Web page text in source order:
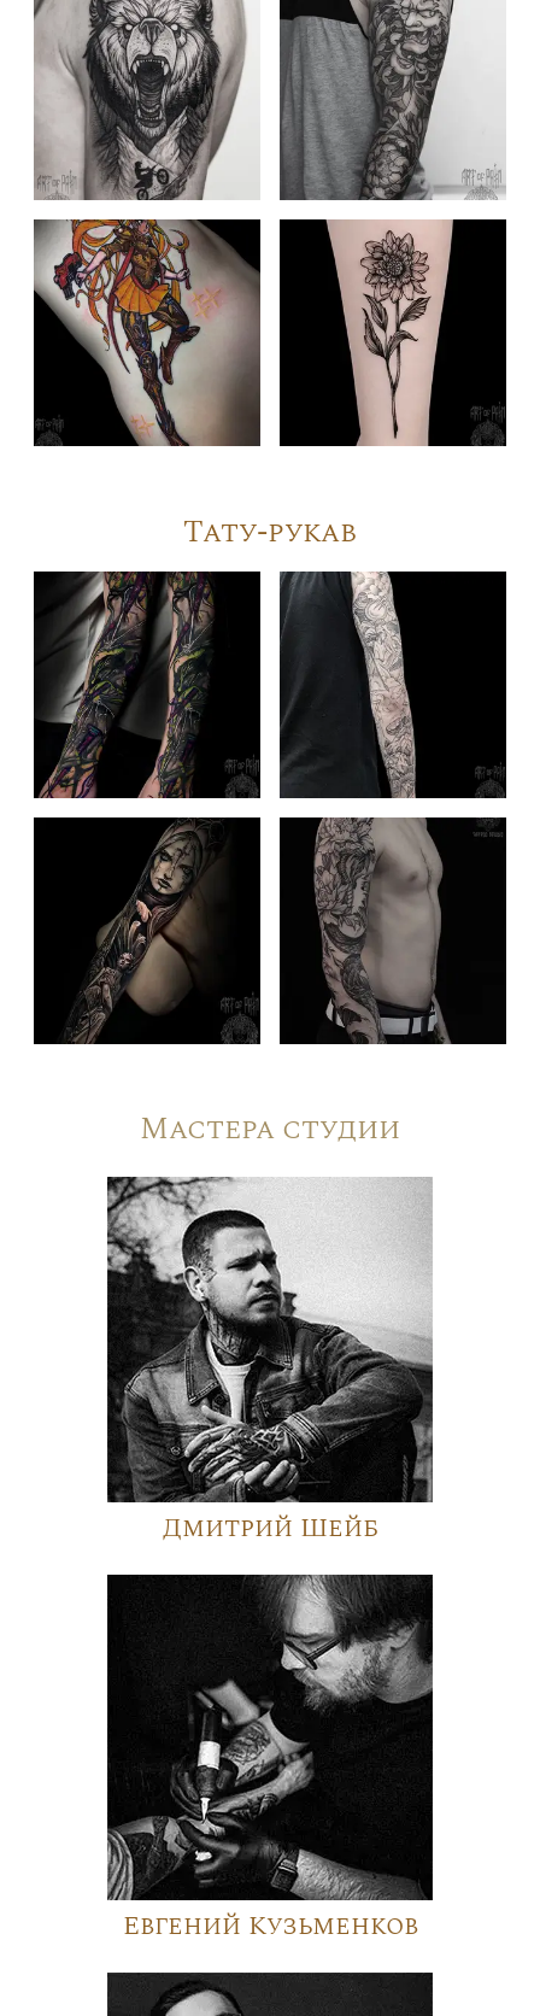
Тату-рукав
Мастера студии
Дмитрий Шейб
Евгений Кузьменков